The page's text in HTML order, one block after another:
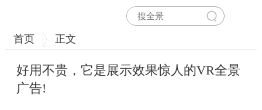
首页 正文
好用不贵，它是展示效果惊人的VR全景
广告!